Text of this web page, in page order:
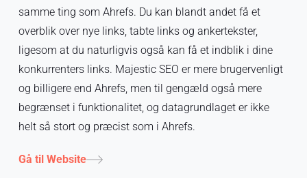
samme ting som Ahrefs. Du kan blandt andet få et
overblik over nye links, tabte links og ankertekster,
ligesom at du naturligvis også kan få et indblik i dine
konkurrenters links. Majestic SEO er mere brugervenligt
og billigere end Ahrefs, men til gengæld også mere
begrænset i funktionalitet, og datagrundlaget er ikke
helt så stort og præcist som i Ahrefs.
Gå til Website